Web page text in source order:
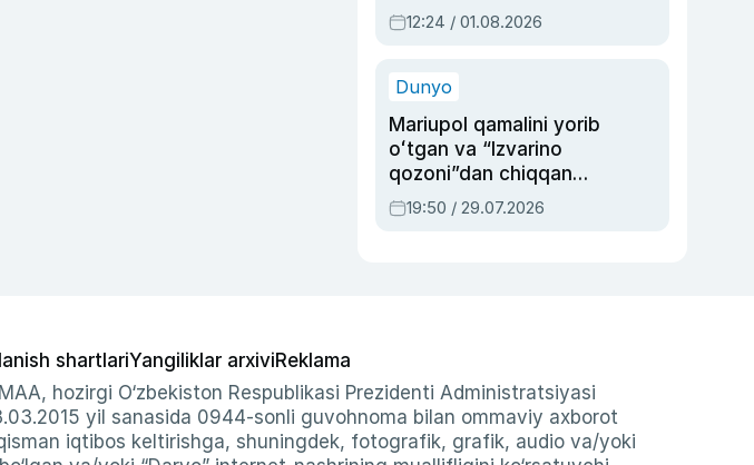
Oripovni siyosiy
ayblovlardan asrab
12:24 / 01.08.2026
Dunyo
Mariupol qamalini yorib
oʻtgan va “Izvarino
qozoni”dan chiqqan
qahramon — Ukraina
armiyasi bosh
19:50 / 29.07.2026
shartlariYangiliklar arxiviReklama
hozirgi O‘zbekiston Respublikasi Prezidenti Administratsiyasi
yil sanasida 0944-sonli guvohnoma bilan ommaviy axborot
iqtibos keltirishga, shuningdek, fotografik, grafik, audio va/yoki